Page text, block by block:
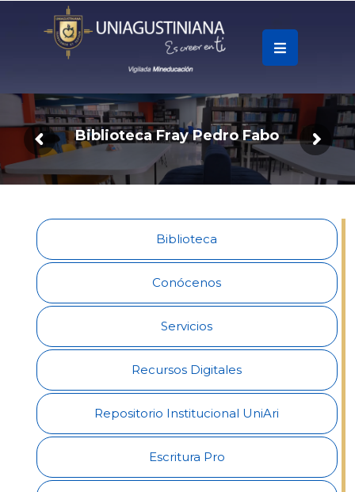
Accesos
Rápidos
La
Oferta
Académica
Educación
Continua
Admisiones
Investigaciones
Universitaria
Bib ioteca Fray Pedro Fabo
Biblioteca
Conócenos
Servicios
Recursos Digitales
Repositorio Institucional UniAri
Escritura Pro